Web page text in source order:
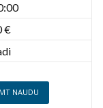
€
NAUDU